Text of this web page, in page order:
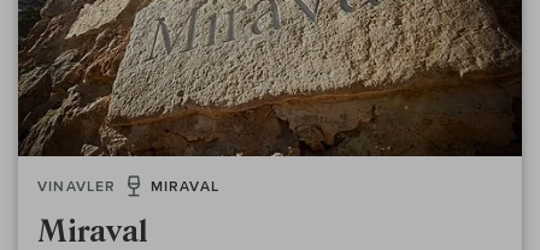
VINAVLER MIRAVAL
Miraval